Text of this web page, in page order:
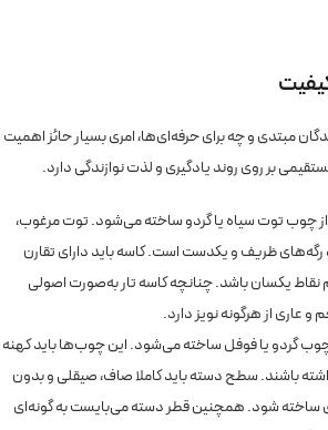
مبتدی و چه برای حرفه‌ای‌ها، امری بسیار حائز اهمیت
بر روی روند یادگیری و لذت نوازندگی دارد.
چوب توت سیاه یا گردو ساخته می‌شود. توت مرغوب،
و رگه‌های ظریف و یکدست است. کاسه باید دارای تقارن
یکسان باشد. چنانچه کاسه تار به‌صورت اصولی
عاری از هرگونه نویز دارد.
چوب گردو یا فوفل ساخته می‌شود. این چوب‌ها باید کهنه
باشند. سطح دسته باید کاملا صاف، صیقلی و بدون
ساخته شود. همچنین قطر دسته می‌بایست به گونه‌ای